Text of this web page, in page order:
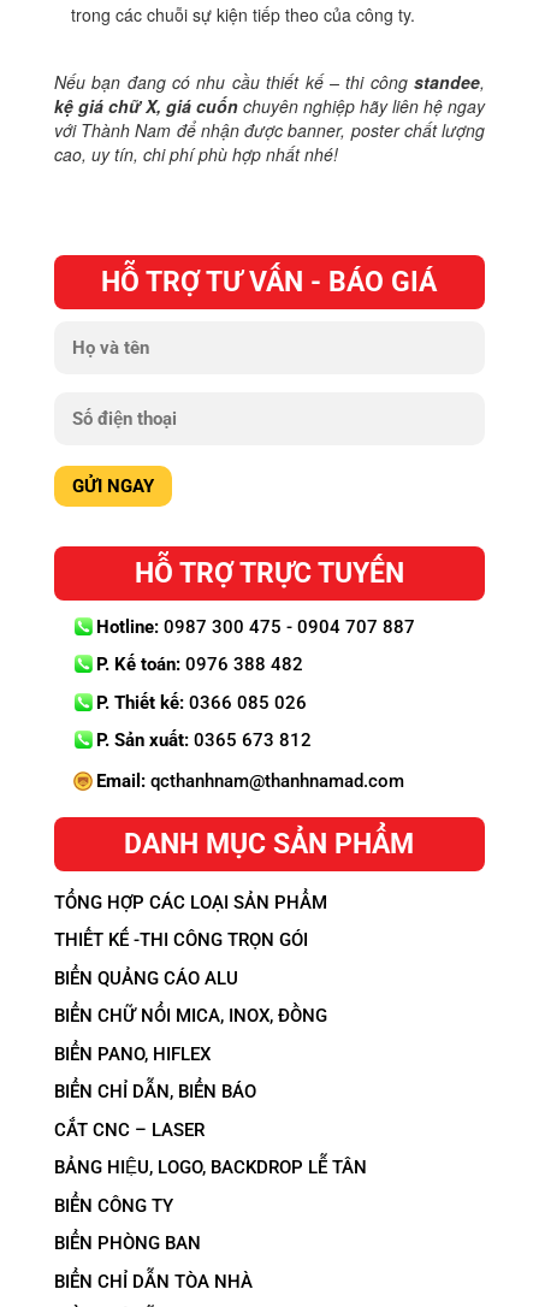
trong các chuỗi sự kiện tiếp theo của công ty.
Nếu bạn đang có nhu cầu thiết kế – thi côngstandee,
kệ giá chữ X, giá cuốnchuyên nghiệp hãy liên hệ ngay
với Thành Nam để nhận được banner, poster chất lượng
cao, uy tín, chi phí phù hợp nhất nhé!
HỖ TRỢ TƯ VẤN - BÁO GIÁ
HỖ TRỢ TRỰC TUYẾN
Hotline:0987 300 475 - 0904 707 887
P. Kế toán:0976 388 482
P. Thiết kế:0366 085 026
P. Sản xuất:0365 673 812
Email:qcthanhnam@thanhnamad.com
DANH MỤC SẢN PHẨM
TỔNG HỢP CÁC LOẠI SẢN PHẨM
THIẾT KẾ -THI CÔNG TRỌN GÓI
BIỂN QUẢNG CÁO ALU
BIỂN CHỮ NỔI MICA, INOX, ĐỒNG
BIỂN PANO, HIFLEX
BIỂN CHỈ DẪN, BIỂN BÁO
CẮT CNC – LASER
BẢNG HIỆU, LOGO, BACKDROP LỄ TÂN
BIỂN CÔNG TY
BIỂN PHÒNG BAN
BIỂN CHỈ DẪN TÒA NHÀ